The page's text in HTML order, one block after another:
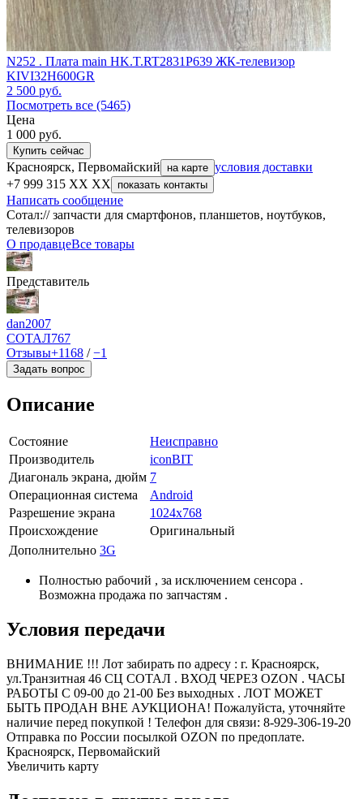
N252 . Плата main HK.T.RT2831P639 ЖК-телевизор
KIVI32H600GR
2 500 руб.
Посмотреть все (5465)
Цена
1 000 руб.
Купить сейчас
Красноярск, Первомайский на карте условия доставки
+7 999 315 XX XX
показать контакты
Написать сообщение
Сотал:// запчасти для смартфонов, планшетов, ноутбуков,
телевизоров
О продавцеВсе товары
Представитель
dan2007
СОТАЛ767
Отзывы+1168 /−1
Задать вопрос
Описание
Состояние
Неисправно
Производитель
iconBIT
Диагональ экрана, дюйм 7
Операционная система
Android
Разрешение экрана
1024x768
Происхождение
Оригинальный
Дополнительно 3G
Полностью рабочий , за исключением сенсора .
Возможна продажа по запчастям .
Условия передачи
ВНИМАНИЕ !!! Лот забирать по адресу : г. Красноярск,
ул.Транзитная 46 СЦ СОТАЛ . ВХОД ЧЕРЕЗ OZON . ЧАСЫ
РАБОТЫ С 09-00 до 21-00 Без выходных . ЛОТ МОЖЕТ
БЫТЬ ПРОДАН ВНЕ АУКЦИОНА! Пожалуйста, уточняйте
наличие перед покупкой ! Телефон для связи: 8-929-306-19-20
Отправка по России посылкой OZON по предоплате.
Красноярск, Первомайский
Увеличить карту